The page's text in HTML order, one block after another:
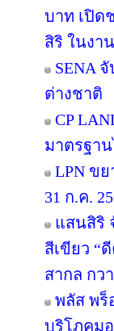
บาท เปิด
สิริ ในงา
SENA
ต่างชาติ
CP
มาตรฐา
LPN ข
31 ก.ค.
แสนสิริ
สีเขียว “
สากล กว
พลัส พร็
บริโภคม